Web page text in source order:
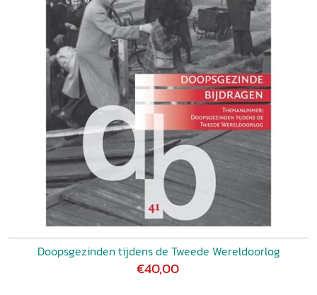
Doopsgezinden tijdens de Tweede Wereldoorlog
€40,00